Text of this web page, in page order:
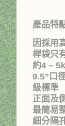
產品特
因採用
桿袋只
約4 –
9.5”口
級標準
正面及
最簡易
細分隔